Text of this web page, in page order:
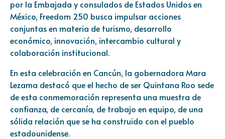
por la Embajada y consulados de Estados Unidos en
México, Freedom 250 busca impulsar acciones
conjuntas en materia de turismo, desarrollo
económico, innovación, intercambio cultural y
colaboración institucional.
En esta celebración en Cancún, la gobernadora Mara
Lezama destacó que el hecho de ser Quintana Roo sede
de esta conmemoración representa una muestra de
confianza, de cercanía, de trabajo en equipo, de una
sólida relación que se ha construido con el pueblo
estadounidense.